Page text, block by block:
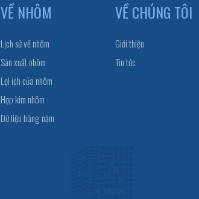
VỀ NHÔM
Lịch sử về nhôm
Sản xuất nhôm
Lợi ích của nhôm
Hợp kim nhôm
Dữ liệu hàng năm
VỀ CHÚNG TÔI
Giới thiệu
Tin tức